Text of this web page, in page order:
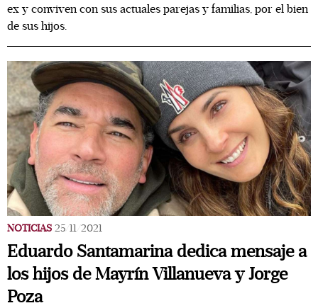
ex y conviven con sus actuales parejas y familias, por el bien
de sus hijos.
NOTICIAS 25/11/2021
Eduardo Santamarina dedica mensaje a
los hijos de Mayrín Villanueva y Jorge
Poza